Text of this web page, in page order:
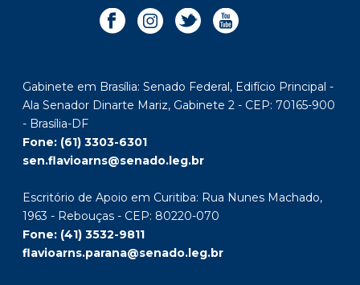
Gabinete em Brasília: Senado Federal, Edifício Principal -
Ala Senador Dinarte Mariz, Gabinete 2 - CEP: 70165-900
- Brasília-DF
Fone: (61) 3303-6301
sen.flavioarns@senado.leg.br
Escritório de Apoio em Curitiba: Rua Nunes Machado,
1963 - Rebouças - CEP: 80220-070
Fone: (41) 3532-9811
flavioarns.parana@senado.leg.br